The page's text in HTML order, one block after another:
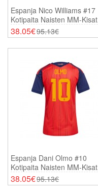
Espanja Nico Williams #17
Kotipaita Naisten MM-Kisat
2026 Lyhythihainen
38.05€95.13€
Espanja Dani Olmo #10
Kotipaita Naisten MM-Kisat
2026 Lyhythihainen
38.05€95.13€